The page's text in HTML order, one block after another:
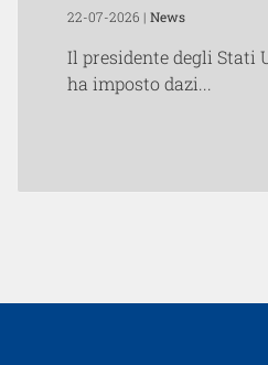
22-07-2026 | News
Il presidente degli Stati
ha imposto dazi...